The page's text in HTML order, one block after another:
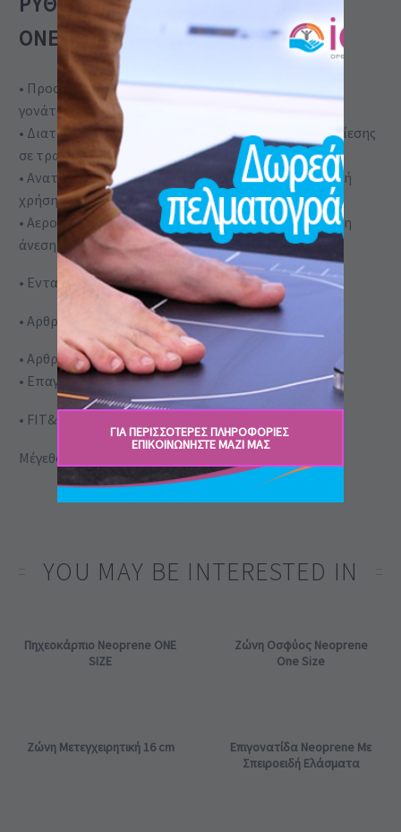
ONE-SIZE – FG658
• Προσφέρει αξιόπιστη στήριξη και προστασία του
γονάτου κατά τη δραστηριότητα
• Διατήρηση θερμότητας και μείωση κινδύνου συμπίεσης
σε τραυματισμούς
• Ανατομικός σχεδιασμός κατάλληλος για καθημερινή
χρήση
• Αεροδιαπερατό ύφασμα που εξασφαλίζει πρόσθετη
άνεση
• Εντατική σταθεροποίηση γονάτου
• Αρθροπάθεια
• Αρθρίτιδα
• Επαγγελματικός Αθλητισμός
• FIT&GO lacing system
Μέγεθος: ONE SIZE
YOU MAY BE INTERESTED IN
Πηχεοκάρπιο Neoprene ONE
SIZE
Ζώνη Οσφύος Neoprene
One Size
Ζώνη Μετεγχειρητική 16 cm
Επιγονατίδα Neoprene Με
Σπειροειδή Ελάσματα
ΓΙΑ ΠΕΡΙΣΣΟΤΕΡΕΣ ΠΛΗΡΟΦΟΡΙΕΣ ​
ΕΠΙΚΟΙΝΩΝΉΣΤΕ ΜΑΖΊ ΜΑΣ